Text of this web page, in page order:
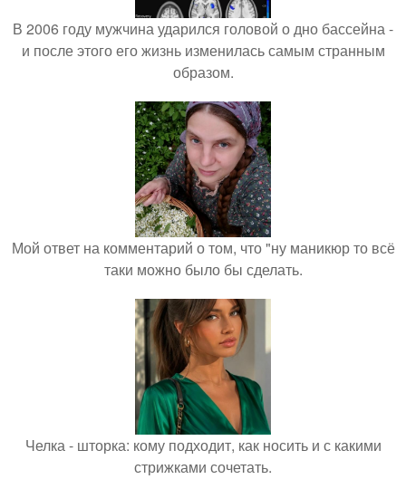
В 2006 году мужчина ударился головой о дно бассейна -
и после этого его жизнь изменилась самым странным
образом.
Мой ответ на комментарий о том, что "ну маникюр то всё
таки можно было бы сделать.
Челка - шторка: кому подходит, как носить и с какими
стрижками сочетать.